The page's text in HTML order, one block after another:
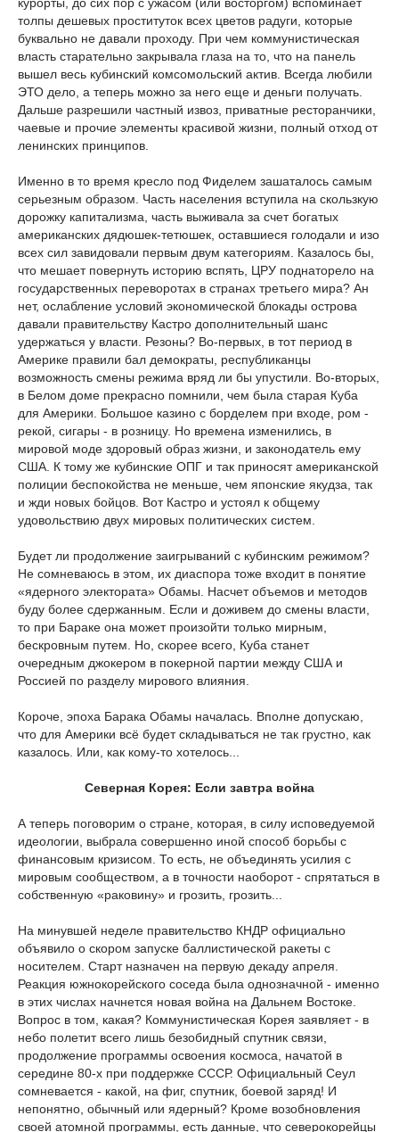
толпы дешевых проституток всех цветов радуги, которые
буквально не давали проходу. При чем коммунистическая
власть старательно закрывала глаза на то, что на панель
вышел весь кубинский комсомольский актив. Всегда любили
ЭТО дело, а теперь можно за него еще и деньги получать.
Дальше разрешили частный извоз, приватные ресторанчики,
чаевые и прочие элементы красивой жизни, полный отход от
ленинских принципов.
Именно в то время кресло под Фиделем зашаталось самым
серьезным образом. Часть населения вступила на скользкую
дорожку капитализма, часть выживала за счет богатых
американских дядюшек-тетюшек, оставшиеся голодали и изо
всех сил завидовали первым двум категориям. Казалось бы,
что мешает повернуть историю вспять, ЦРУ поднаторело на
государственных переворотах в странах третьего мира? Ан
нет, ослабление условий экономической блокады острова
давали правительству Кастро дополнительный шанс
удержаться у власти. Резоны? Во-первых, в тот период в
Америке правили бал демократы, республиканцы
возможность смены режима вряд ли бы упустили. Во-вторых,
в Белом доме прекрасно помнили, чем была старая Куба
для Америки. Большое казино с борделем при входе, ром -
рекой, сигары - в розницу. Но времена изменились, в
мировой моде здоровый образ жизни, и законодатель ему
США. К тому же кубинские ОПГ и так приносят американской
полиции беспокойства не меньше, чем японские якудза, так
и жди новых бойцов. Вот Кастро и устоял к общему
удовольствию двух мировых политических систем.
Будет ли продолжение заигрываний с кубинским режимом?
Не сомневаюсь в этом, их диаспора тоже входит в понятие
«ядерного электората» Обамы. Насчет объемов и методов
буду более сдержанным. Если и доживем до смены власти,
то при Бараке она может произойти только мирным,
бескровным путем. Но, скорее всего, Куба станет
очередным джокером в покерной партии между США и
Россией по разделу мирового влияния.
Короче, эпоха Барака Обамы началась. Вполне допускаю,
что для Америки всё будет складываться не так грустно, как
казалось. Или, как кому-то хотелось...
Северная Корея: Если завтра война
А теперь поговорим о стране, которая, в силу исповедуемой
идеологии, выбрала совершенно иной способ борьбы с
финансовым кризисом. То есть, не объединять усилия с
мировым сообществом, а в точности наоборот - спрятаться в
собственную «раковину» и грозить, грозить...
На минувшей неделе правительство КНДР официально
объявило о скором запуске баллистической ракеты с
носителем. Старт назначен на первую декаду апреля.
Реакция южнокорейского соседа была однозначной - именно
в этих числах начнется новая война на Дальнем Востоке.
Вопрос в том, какая? Коммунистическая Корея заявляет - в
небо полетит всего лишь безобидный спутник связи,
продолжение программы освоения космоса, начатой в
середине 80-х при поддержке СССР. Официальный Сеул
сомневается - какой, на фиг, спутник, боевой заряд! И
непонятно, обычный или ядерный? Кроме возобновления
своей атомной программы, есть данные, что северокорейцы